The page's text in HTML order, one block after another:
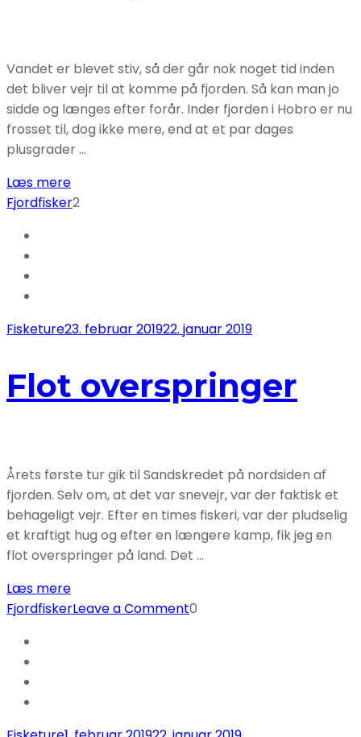
Vandet er blevet stiv, så der går nok noget tid inden
det bliver vejr til at komme på fjorden. Så kan man jo
sidde og længes efter forår. Inder fjorden i Hobro er nu
frosset til, dog ikke mere, end at et par dages
plusgrader …
Læs mere
Fjordfisker2
Fisketure23. februar 201922. januar 2019
Flot overspringer
Årets første tur gik til Sandskredet på nordsiden af
fjorden. Selv om, at det var snevejr, var der faktisk et
behageligt vejr. Efter en times fiskeri, var der pludselig
et kraftigt hug og efter en længere kamp, fik jeg en
flot overspringer på land. Det …
Læs mere
FjordfiskerLeave a Commenton
0